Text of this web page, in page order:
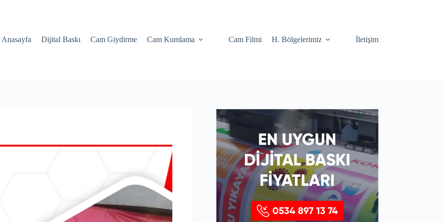
Anasayfa Dijital Baskı Cam Giydirme Cam Kumlama Cam Filmi H. Bölgelerimiz İletişim